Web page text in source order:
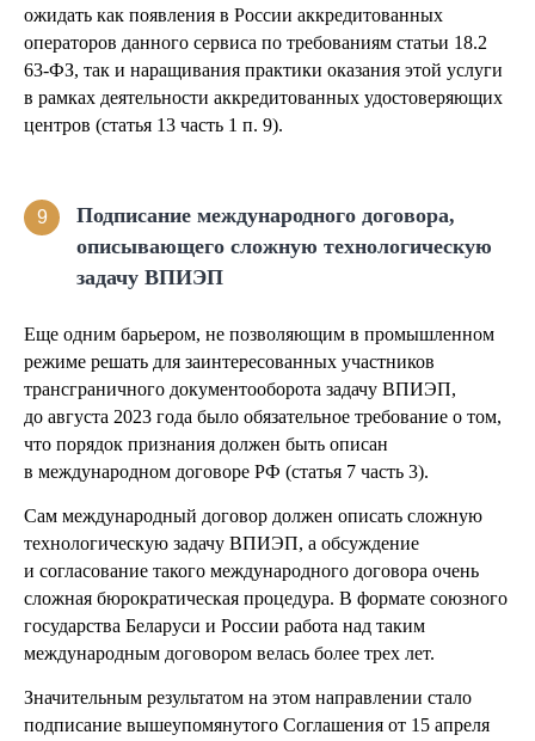
ожидать как появления в России аккредитованных
операторов данного сервиса по требованиям статьи 18.2
63-ФЗ, так и наращивания практики оказания этой услуги
в рамках деятельности аккредитованных удостоверяющих
центров (статья 13 часть 1 п. 9).
9
Подписание международного договора,
описывающего сложную технологическую
задачу ВПИЭП
Еще одним барьером, не позволяющим в промышленном
режиме решать для заинтересованных участников
трансграничного документооборота задачу ВПИЭП,
до августа 2023 года было обязательное требование о том,
что порядок признания должен быть описан
в международном договоре РФ (статья 7 часть 3).
Сам международный договор должен описать сложную
технологическую задачу ВПИЭП, а обсуждение
и согласование такого международного договора очень
сложная бюрократическая процедура. В формате союзного
государства Беларуси и России работа над таким
международным договором велась более трех лет.
Значительным результатом на этом направлении стало
подписание вышеупомянутого Соглашения от 15 апреля